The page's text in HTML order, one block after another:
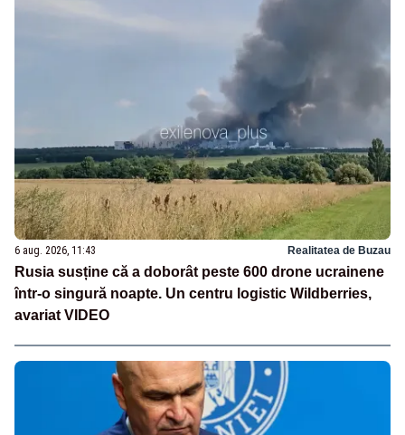
6 aug. 2026, 11:43 Realitatea de Buzau
Rusia susține că a doborât peste 600 drone ucrainene
într-o singură noapte. Un centru logistic Wildberries,
avariat VIDEO